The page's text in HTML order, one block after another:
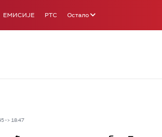
ЕМИСИЈЕ РТС Остало
-> 18:47